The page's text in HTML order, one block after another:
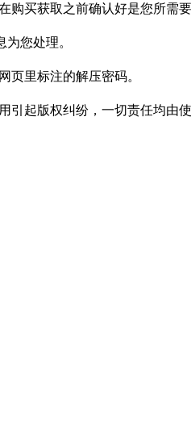
买获取之前确认好是您所需要
您处理。
页里标注的解压密码。
起版权纠纷，一切责任均由使